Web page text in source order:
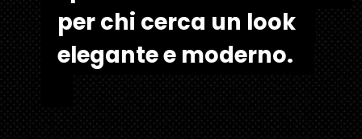
per chi cerca un look
elegante e moderno.
per chi cerca un look
elegante e moderno.